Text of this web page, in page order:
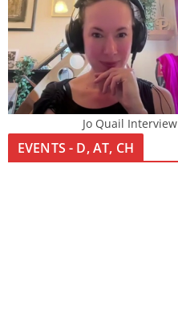
Jo Quail Interview
EVENTS - D, AT, CH